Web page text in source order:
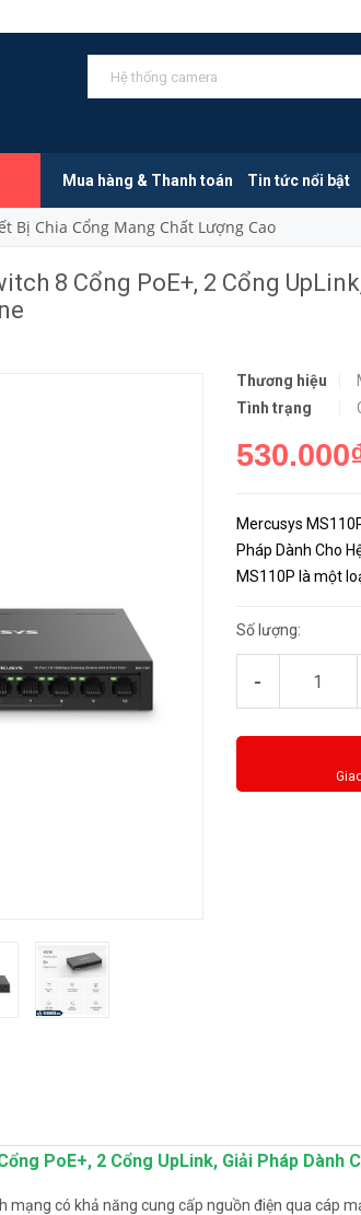
Mua hàng & Thanh toán Tin tức nổi bật
Bị Chia Cổng Mang Chất Lượng Cao
8 Cổng PoE+, 2 Cổng
Thương hiệu
Tình trạng
Mercusys
Pháp Dành Cho
MS110P là một
điểm truy cập Wi-F...
Số lượng:
-
PoE+, 2 Cổng UpLink, Giải Pháp Dành
mạng có khả năng cung cấp nguồn điện qua cáp